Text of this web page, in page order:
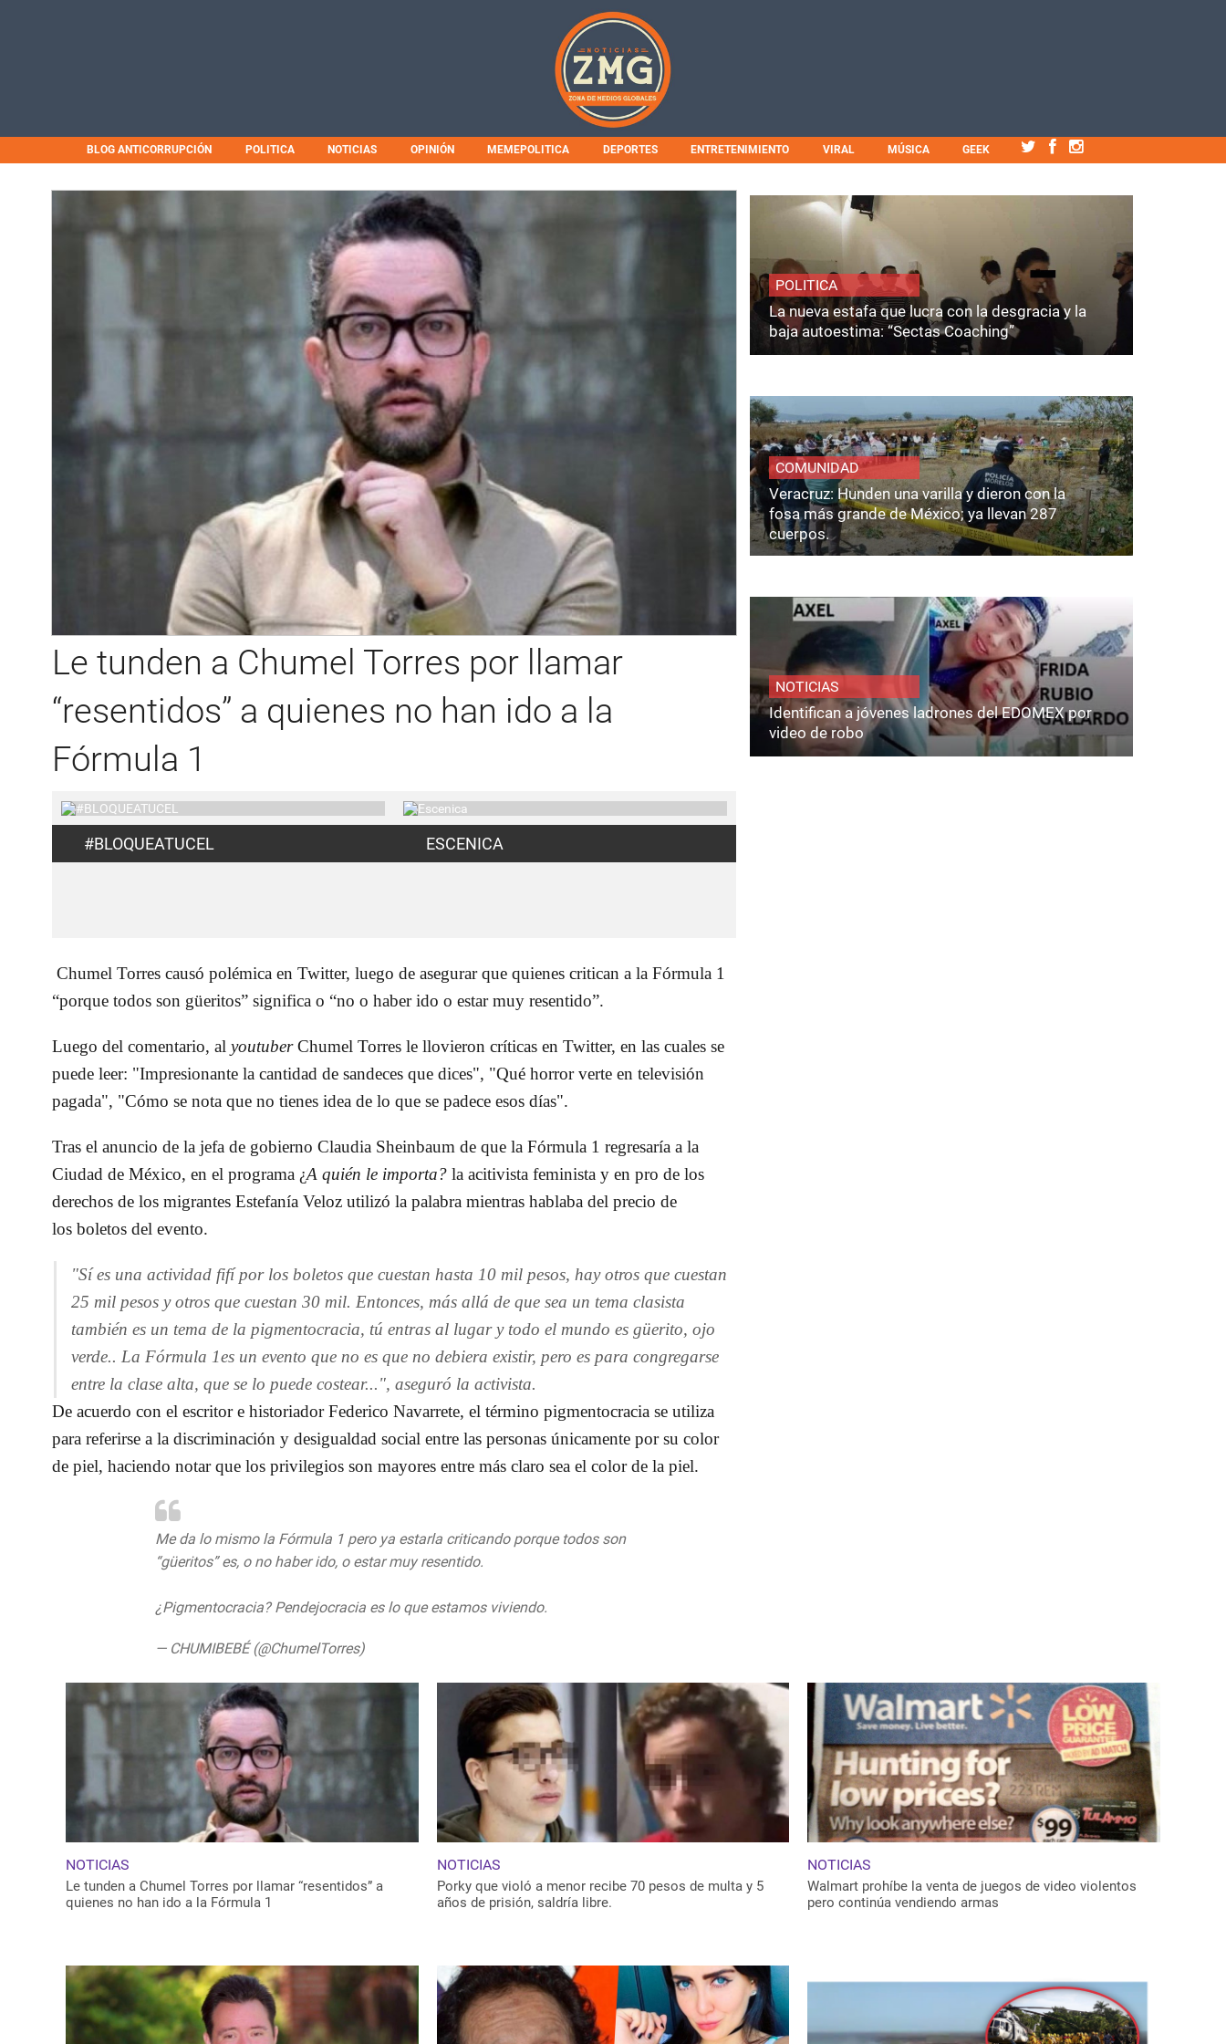
BLOG ANTICORRUPCIÓN POLITICA NOTICIAS OPINIÓN MEMEPOLITICA DEPORTES ENTRETENIMIENTO VIRAL MÚSICA GEEK
Le tunden a Chumel Torres por llamar
“resentidos” a quienes no han ido a la
Fórmula 1
#BLOQUEATUCEL ESCENICA
Chumel Torres causó polémica en Twitter, luego de asegurar que quienes critican a la Fórmula 1
“porque todos son güeritos” significa o “no o haber ido o estar muy resentido”.
Luego del comentario, alyoutuberChumel Torres le llovieron críticas en Twitter, en las cuales se
puede leer: "Impresionante la cantidad de sandeces que dices", "Qué horror verte en televisión
pagada", "Cómo se nota que no tienes idea de lo que se padece esos días".
Tras el anuncio de la jefa de gobierno Claudia Sheinbaum de que la Fórmula 1 regresaría a la
Ciudad de México, en el programa ¿A quién le importa? la acitivista feminista y en pro de los
derechos de los migrantes Estefanía Veloz utilizó la palabra mientras hablaba del precio de
los boletos del evento.
"Sí es una actividad fifí por los boletos que cuestan hasta 10 mil pesos, hay otros que cuestan
25 mil pesos y otros que cuestan 30 mil. Entonces, más allá de que sea un tema clasista
también es un tema de la pigmentocracia, tú entras al lugar y todo el mundo es güerito, ojo
verde.. La Fórmula 1es un evento que no es que no debiera existir, pero es para congregarse
entre la clase alta, que se lo puede costear...", aseguró la activista.
De acuerdo con el escritor e historiador Federico Navarrete, el término pigmentocracia se utiliza
para referirse a la discriminación y desigualdad social entre las personas únicamente por su color
de piel, haciendo notar que los privilegios son mayores entre más claro sea el color de la piel.
Me da lo mismo la Fórmula 1 pero ya estarla criticando porque todos son
“güeritos” es, o no haber ido, o estar muy resentido.
¿Pigmentocracia? Pendejocracia es lo que estamos viviendo.
— CHUMIBEBÉ (@ChumelTorres)
POLITICA
La nueva estafa que lucra con la desgracia y la
baja autoestima: “Sectas Coaching”
COMUNIDAD
Veracruz: Hunden una varilla y dieron con la
fosa más grande de México; ya llevan 287
cuerpos.
NOTICIAS
Identifican a jóvenes ladrones del EDOMEX por
video de robo
NOTICIAS
Le tunden a Chumel Torres por llamar “resentidos” a
quienes no han ido a la Fórmula 1
NOTICIAS
Porky que violó a menor recibe 70 pesos de multa y 5
años de prisión, saldría libre.
NOTICIAS
Walmart prohíbe la venta de juegos de video violentos
pero continúa vendiendo armas